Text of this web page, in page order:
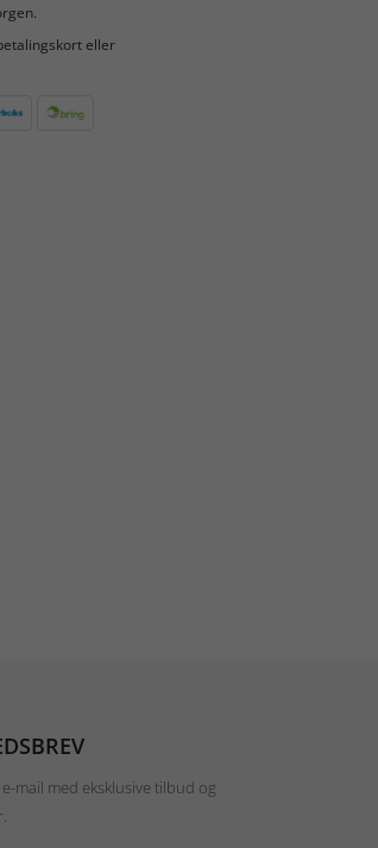
eller
mail med eksklusive tilbud og